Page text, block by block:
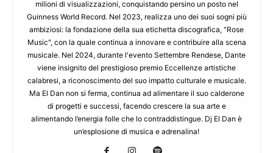
milioni di visualizzazioni, conquistando persino un posto nel
Guinness World Record. Nel 2023, realizza uno dei suoi sogni più
ambiziosi: la fondazione della sua etichetta discografica, "Rose
Music", con la quale continua a innovare e contribuire alla scena
musicale. Nel 2024, durante l'evento Settembre Rendese, Dante
viene insignito del prestigioso premio Eccellenze artistiche
calabresi, a riconoscimento del suo impatto culturale e musicale.
Ma El Dan non si ferma, continua ad alimentare il suo calderone
di progetti e successi, facendo crescere la sua arte e
alimentando l’energia folle che lo contraddistingue. Dj El Dan è
un’esplosione di musica e adrenalina!